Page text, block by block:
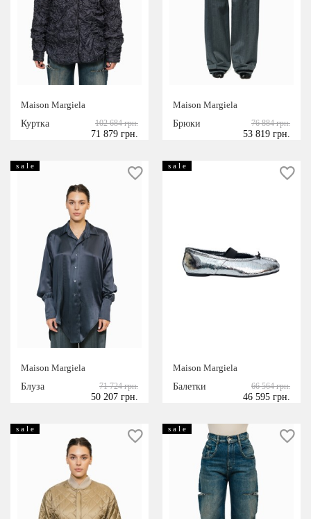
Maison Margiela
Куртка
102 684 грн.
71 879 грн.
Maison Margiela
Брюки
76 884 грн.
53 819 грн.
s a l e
Maison Margiela
Блуза
71 724 грн.
50 207 грн.
s a l e
Maison Margiela
Балетки
66 564 грн.
46 595 грн.
s a l e s a l e